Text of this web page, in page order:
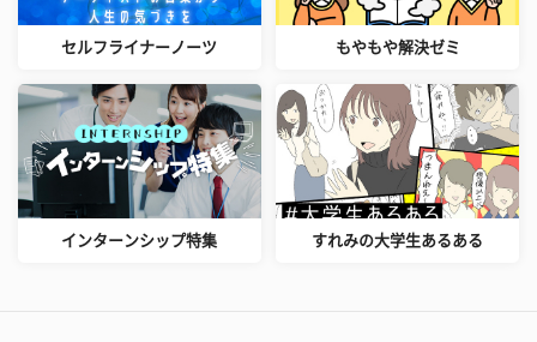
セルフライナーノーツ もやもや解決ゼミ
インターンシップ特集 すれみの大学生あるある